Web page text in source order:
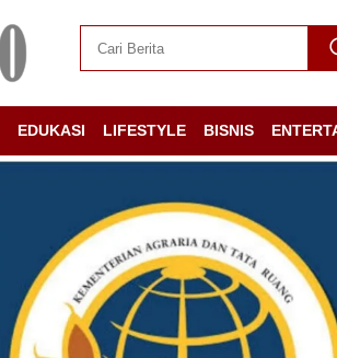
EDUKASI LIFESTYLE BISNIS